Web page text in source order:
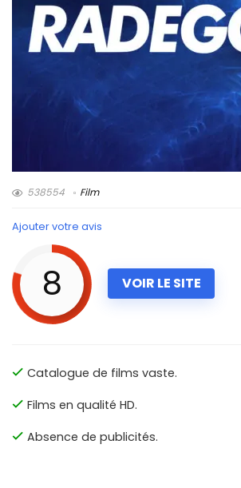
538554 Film
Ajouter votre avis
8 VOIR LE SITE
Catalogue de films vaste.
Films en qualité HD.
Absence de publicités.